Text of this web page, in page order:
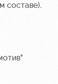
составе).